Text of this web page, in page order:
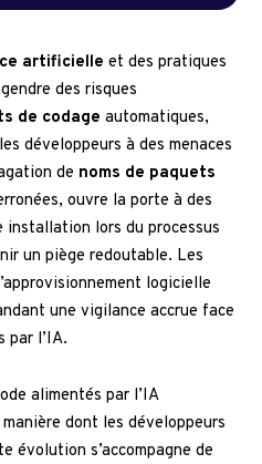
artificielle et des pratiques
des risques
de codage automatiques,
développeurs à des menaces
de noms de paquets
ouvre la porte à des
lors du processus
un piège redoutable. Les
logicielle
une vigilance accrue face
par l’IA.
alimentés par l’IA
dont les développeurs
évolution s’accompagne de